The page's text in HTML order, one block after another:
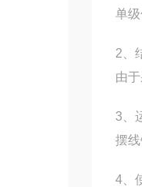
单
2、
由
3、
摆
4、